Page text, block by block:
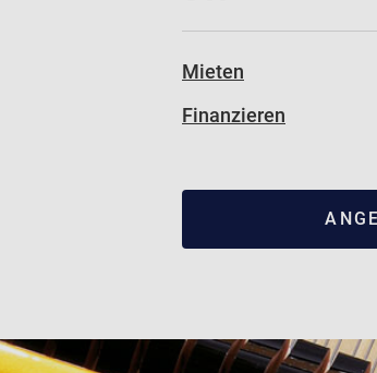
Mieten
Finanzieren